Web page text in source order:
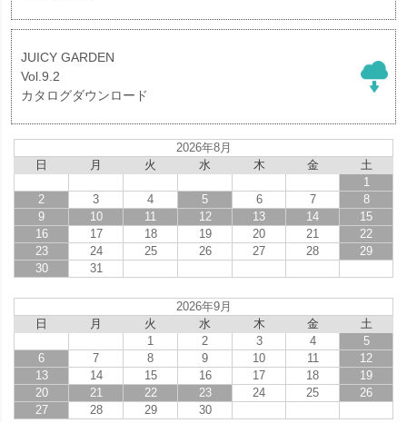
JUICY GARDEN
Vol.9.2
カタログダウンロード
2026年8月
日
月 火 水 木 金
土
1
2
3 4 5 6 7
8
9
10 11 12 13 14
15
16
17 18 19 20 21
22
23
24 25 26 27 28
29
30
31
2026年9月
日
月 火 水 木 金
土
1
2 3 4
5
6
7 8 9 10 11
12
13
14 15 16 17 18
19
20
21 22 23 24 25
26
27
28 29 30